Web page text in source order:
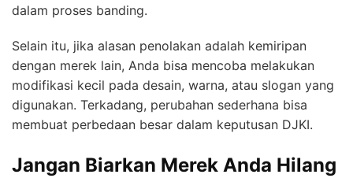
dalam proses banding.
Selain itu, jika alasan penolakan adalah kemiripan
dengan merek lain, Anda bisa mencoba melakukan
modifikasi kecil pada desain, warna, atau slogan yang
digunakan. Terkadang, perubahan sederhana bisa
membuat perbedaan besar dalam keputusan DJKI.
Jangan Biarkan Merek Anda Hilang